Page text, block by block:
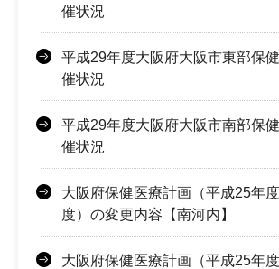
催状況
平成29年度大阪府大阪市東部保
催状況
平成29年度大阪府大阪市南部保
催状況
大阪府保健医療計画（平成25年
度）の変更内容【南河内】
大阪府保健医療計画（平成25年